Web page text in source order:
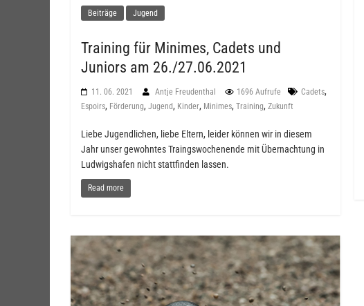
Beiträge Jugend
Training für Minimes, Cadets und
Juniors am 26./27.06.2021
11. 06. 2021 Antje Freudenthal 1696 Aufrufe Cadets,
Espoirs, Förderung, Jugend, Kinder, Minimes, Training, Zukunft
Liebe Jugendlichen, liebe Eltern, leider können wir in diesem
Jahr unser gewohntes Traingswochenende mit Übernachtung in
Ludwigshafen nicht stattfinden lassen.
Read more